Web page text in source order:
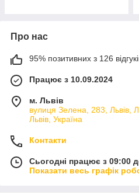
Про нас
95% позитивних з 126
Працює з 10.09.2024
м. Львів
вулиця Зелена, 283, Львів,
Львів, Україна
Контакти
Сьогодні працює з 09:00
Показати весь графік